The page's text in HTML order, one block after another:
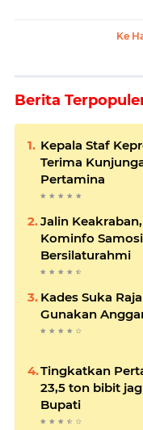
Ke
Berita
Kepala Staf
Terima
Pertamina
Jalin
Kominfo
Bersilaturahmi
Kades Suka
Gunakan
Tingkatkan
23,5 ton bibit
Bupati